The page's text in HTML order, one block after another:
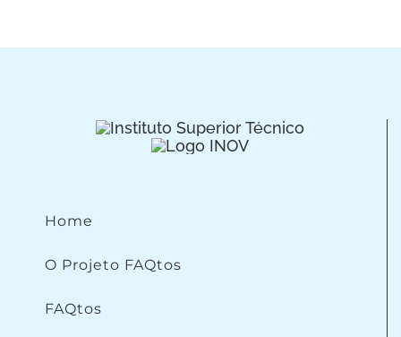
Home
O Projeto FAQtos
FAQtos